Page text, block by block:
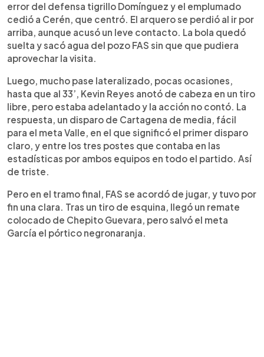
error del defensa tigrillo Domínguez y el emplumado
cedió a Cerén, que centró. El arquero se perdió al ir por
arriba, aunque acusó un leve contacto. La bola quedó
suelta y sacó agua del pozo FAS sin que que pudiera
aprovechar la visita.
Luego, mucho pase lateralizado, pocas ocasiones,
hasta que al 33’, Kevin Reyes anotó de cabeza en un tiro
libre, pero estaba adelantado y la acción no contó. La
respuesta, un disparo de Cartagena de media, fácil
para el meta Valle, en el que significó el primer disparo
claro, y entre los tres postes que contaba en las
estadísticas por ambos equipos en todo el partido. Así
de triste.
Pero en el tramo final, FAS se acordó de jugar, y tuvo por
fin una clara. Tras un tiro de esquina, llegó un remate
colocado de Chepito Guevara, pero salvó el meta
García el pórtico negronaranja.